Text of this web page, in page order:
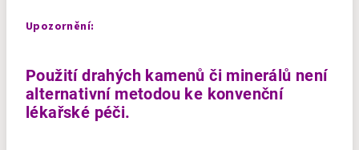
Upozornění:
Použití drahých kamenů či minerálů není
alternativní metodou ke konvenční
lékařské péči.